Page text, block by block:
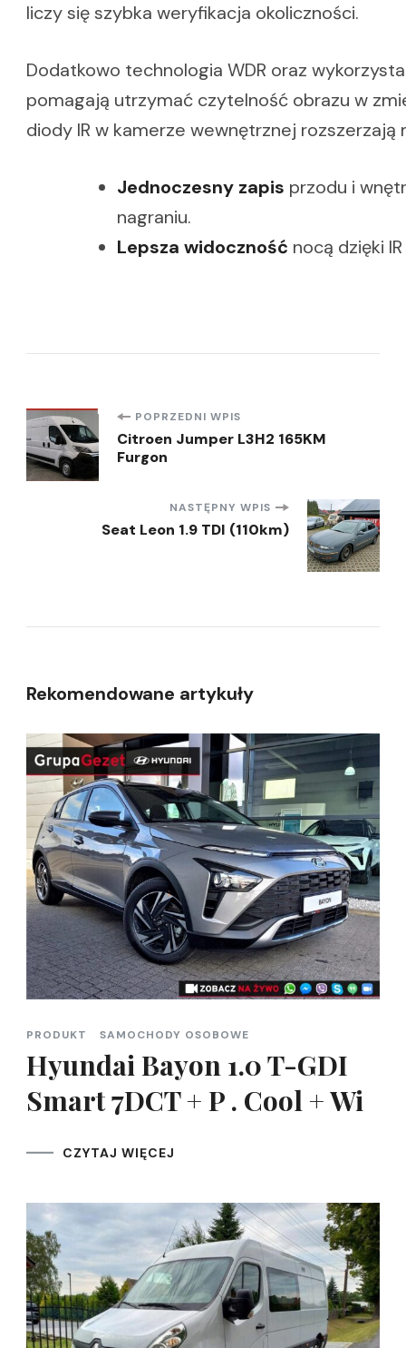
liczy się szybka weryfikacja okoliczności.
Dodatkowo technologia WDR oraz
pomagają utrzymać czytelność obrazu w
diody IR w kamerze wewnętrznej
Jednoczesny zapis przodu i
nagraniu.
Lepsza widoczność nocą dzięki
Nawigacja
wpisu
POPRZEDNI WPIS
Citroen Jumper L3H2 165KM
Furgon
NASTĘPNY WPIS
Seat Leon 1.9 TDI (110km)
Rekomendowane artykuły
PRODUKT SAMOCHODY OSOBOWE
Hyundai Bayon 1.0 T-GDI
Smart 7DCT + P . Cool + Wi
CZYTAJ WIĘCEJ